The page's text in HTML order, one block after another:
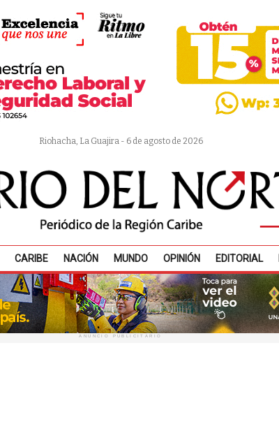
Riohacha, La Guajira - 6 de agosto de 2026
CARIBE NACIÓN MUNDO OPINIÓN EDITORIAL
ANUNCIO PUBLICITARIO